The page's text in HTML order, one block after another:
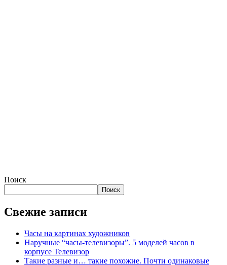
Поиск
Поиск
Свежие записи
Часы на картинах художников
Наручные “часы-телевизоры”. 5 моделей часов в
корпусе Телевизор
Такие разные и… такие похожие. Почти одинаковые